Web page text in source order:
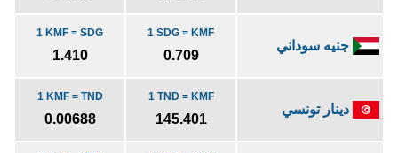
جنيه سوداني
1 SDG = KMF
0.709
1 KMF = SDG
1.410
دينار تونسي
1 TND = KMF
145.401
1 KMF = TND
0.00688